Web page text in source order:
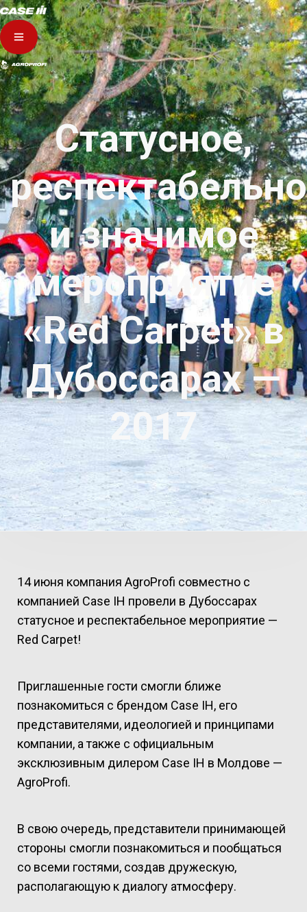
Статусное,
и значимое
мероприятие
«Red Carpet» в
Дубоссарах —
2017
14 июня компания AgroProfi совместно с
компанией Case IH провели в Дубоссарах
статусное и респектабельное мероприятие —
Red Carpet!
Приглашенные гости смогли ближе
познакомиться с брендом Case IH, его
представителями, идеологией и принципами
компании, а также с официальным
эксклюзивным дилером Case IH в Молдове —
AgroProfi.
В свою очередь, представители принимающей
стороны смогли познакомиться и пообщаться
со всеми гостями, создав дружескую,
располагающую к диалогу атмосферу.